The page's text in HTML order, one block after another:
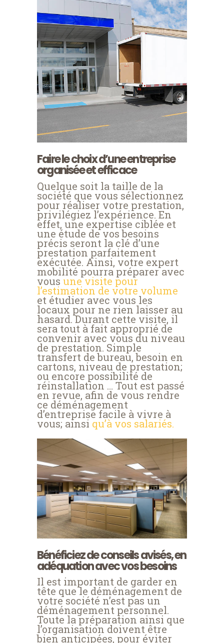
Faire le choix d’une entreprise
organisée et efficace
Quelque soit la taille de la
société que vous sélectionnez
pour réaliser votre prestation,
privilégiez l’expérience. En
effet, une expertise ciblée et
une étude de vos besoins
précis seront la clé d’une
prestation parfaitement
exécutée. Ainsi, votre expert
mobilité pourra préparer avec
vous une visite pour
l’estimation de votre volume
et étudier avec vous les
locaux pour ne rien laisser au
hasard. Durant cette visite, il
sera tout à fait approprié de
convenir avec vous du niveau
de prestation. Simple
transfert de bureau, besoin en
cartons, niveau de prestation;
ou encore possibilité de
réinstallation … Tout est passé
en revue, afin de vous rendre
ce déménagement
d’entreprise facile à vivre à
vous; ainsi qu’à vos salariés.
Bénéficiez de conseils avisés, en
adéquation avec vos besoins
Il est important de garder en
tête que le déménagement de
votre société n’est pas un
déménagement personnel.
Toute la préparation ainsi que
l’organisation doivent être
bien anticipées, pour éviter